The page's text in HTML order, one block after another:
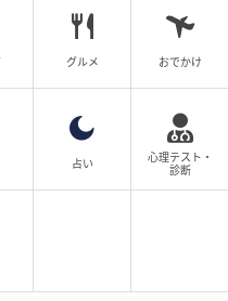
ら、主に対人トラブルなど実
き、ブログで発信していま
作品をもっとみる
グルメ おでかけ
占い
心理テスト・
診断